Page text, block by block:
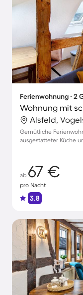
Ferienwohnung ∙ 2
Alsfeld,
Gemütliche
ausgestatteter Küche
ab 67 €
pro Nacht
3.8